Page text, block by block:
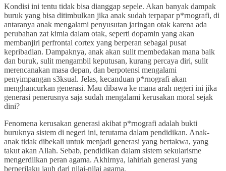
Kondisi ini tentu tidak bisa dianggap sepele. Akan banyak dampak
buruk yang bisa ditimbulkan jika anak sudah terpapar p*rnografi, di
antaranya anak mengalami penyusutan jaringan otak karena ada
perubahan zat kimia dalam otak, seperti dopamin yang akan
membanjiri perfrontal cortex yang berperan sebagai pusat
kepribadian. Dampaknya, anak akan sulit membedakan mana baik
dan buruk, sulit mengambil keputusan, kurang percaya diri, sulit
merencanakan masa depan, dan berpotensi mengalami
penyimpangan s3ksual. Jelas, kecanduan p*rnografi akan
menghancurkan generasi. Mau dibawa ke mana arah negeri ini jika
generasi penerusnya saja sudah mengalami kerusakan moral sejak
dini?
Fenomena kerusakan generasi akibat p*rnografi adalah bukti
buruknya sistem di negeri ini, terutama dalam pendidikan. Anak-
anak tidak dibekali untuk menjadi generasi yang bertakwa, yang
takut akan Allah. Sebab, pendidikan dalam sistem sekularisme
mengerdilkan peran agama. Akhirnya, lahirlah generasi yang
berperilaku jauh dari nilai-nilai agama.